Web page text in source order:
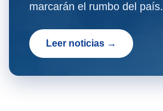
marcarán el rumbo del país.
Leer noticias →